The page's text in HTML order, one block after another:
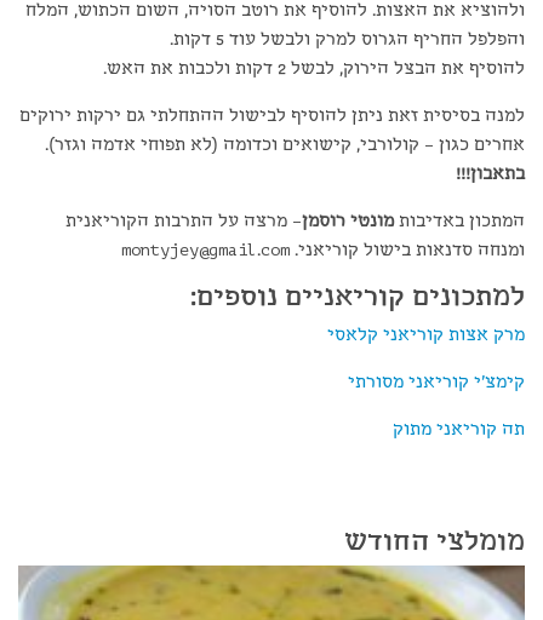
ולהוציא את האצות. להוסיף את רוטב הסויה, השום הכתוש, המלח
והפלפל החריף הגרוס למרק ולבשל עוד 5 דקות.
להוסיף את הבצל הירוק, לבשל 2 דקות ולכבות את האש.
למנה בסיסית זאת ניתן להוסיף לבישול ההתחלתי גם ירקות ירוקים
אחרים כגון – קולורבי, קישואים וכדומה (לא תפוחי אדמה וגזר).
בתאבון!!!
המתכון באדיבותמונטי רוסמן– מרצה על התרבות הקוריאנית
ומנחה סדנאות בישול קוריאני. montyjey@gmail.com
למתכונים קוריאניים נוספים:
מרק אצות קוריאני קלאסי
קימצ'י קוריאני מסורתי
תה קוריאני מתוק
מומלצי החודש